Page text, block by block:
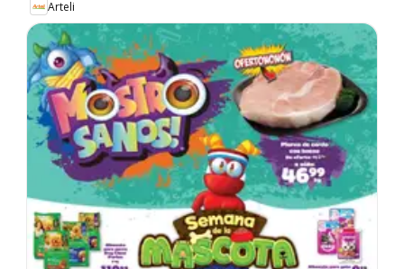
Arteli